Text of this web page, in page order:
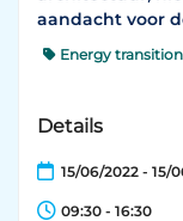
aandacht voor
Energy transition
Details
15/06/2022 - 15/
09:30 - 16:30